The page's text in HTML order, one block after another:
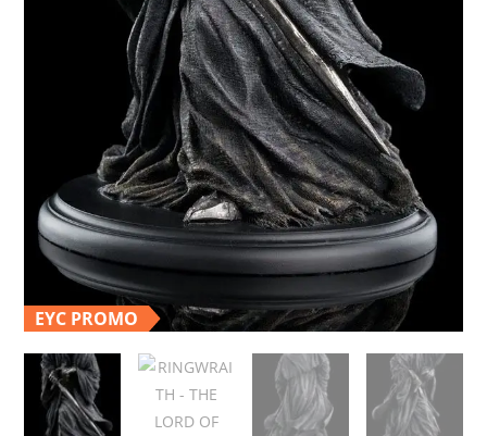
EYC PROMO